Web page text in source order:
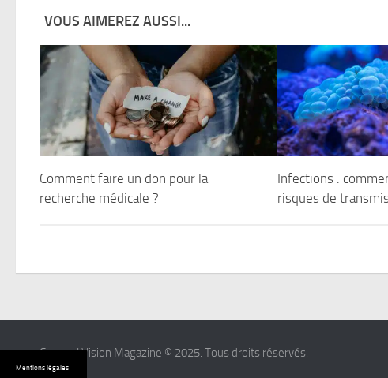
Mentions légales
VOUS AIMEREZ AUSSI...
Comment faire un don pour la
recherche médicale ?
Infections :
risques de
Channel Vision Magazine © 2025. Tous droits réservés.